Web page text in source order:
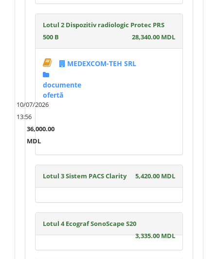
Lotul 2 Dispozitiv radiologic Protec PRS
500 B
28,340.00 MDL
MEDEXCOM-TEH SRL
documente
ofertă
10/07/2026
13:56
36,000.00
MDL
Lotul 3 Sistem PACS Clarity 5,420.00 MDL
Lotul 4 Ecograf SonoScape S20
3,335.00 MDL